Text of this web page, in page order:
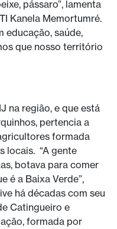
pássaro”, lamenta
Kanela Memortumré.
educação, saúde,
que nosso território
na região, e que está
pertencia a
formada
locais. “A gente
botava para comer
é a Baixa Verde”,
há décadas com seu
Catingueiro e
formada por